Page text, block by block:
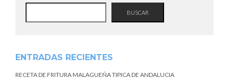
BUSCAR
ENTRADAS RECIENTES
RECETA DE FRITURA MALAGUEÑA TIPICA DE ANDALUCIA